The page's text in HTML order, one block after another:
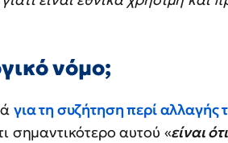
νόμο;
για τη συζήτηση περί αλλαγής
σημαντικότερο αυτού «είναι